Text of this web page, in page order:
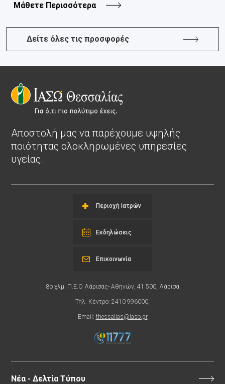
Μάθετε Περισσότερα
Δείτε όλες τις προσφορές
Αποστολή μας να παρέχουμε υψηλής
ποιότητας ολοκληρωμένες υπηρεσίες
υγείας.
Περιοχή Ιατρών
Εκδηλώσεις
8ο χλμ. Π.Ε.Ο Λάρισας- Αθηνών, 41 500, Λάρισα
Τηλ. Κέντρο: 2410 996000,
Email: thessalias@Iaso.gr
Επικοινωνία
Νέα - Δελτία Τύπου